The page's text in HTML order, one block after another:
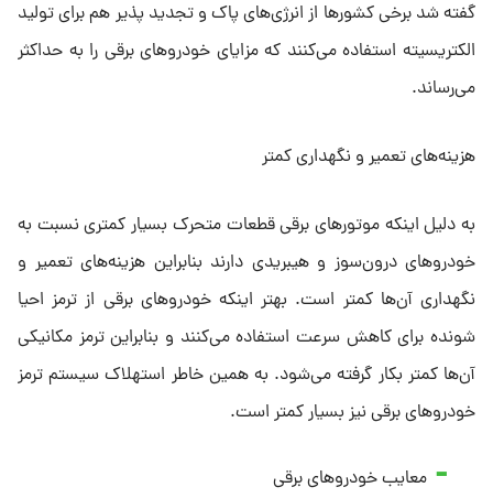
گفته شد برخی کشورها از انرژی‌های پاک و تجدید پذیر هم برای تولید
الکتریسیته استفاده می‌کنند که مزایای خودروهای برقی را به حداکثر
می‌رساند.
هزینه‌های تعمیر و نگهداری کمتر
به دلیل اینکه موتورهای برقی قطعات متحرک بسیار کمتری نسبت به
خودروهای درون‌سوز و هیبریدی دارند بنابراین هزینه‌های تعمیر و
نگهداری آن‌ها کمتر است. بهتر اینکه خودروهای برقی از ترمز احیا
شونده برای کاهش سرعت استفاده می‌کنند و بنابراین ترمز مکانیکی
آن‌ها کمتر بکار گرفته می‌شود. به همین خاطر استهلاک سیستم ترمز
خودروهای برقی نیز بسیار کمتر است.
معایب خودروهای برقی